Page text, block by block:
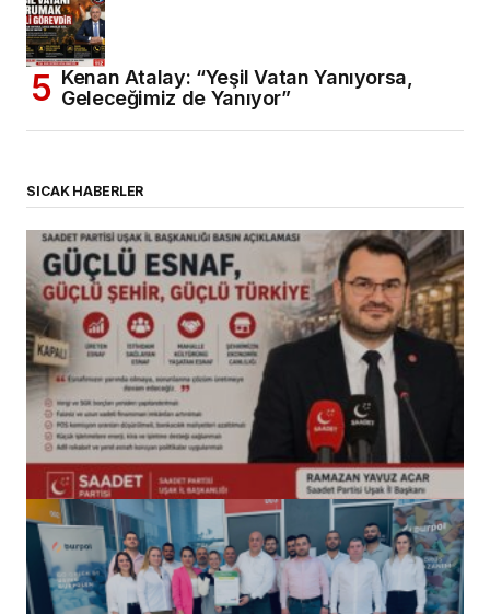
Kenan Atalay: “Yeşil Vatan Yanıyorsa,
Geleceğimiz de Yanıyor”
SICAK HABERLER
(başlıksız)
Alaattin Karahan tarafından 14/07/2026